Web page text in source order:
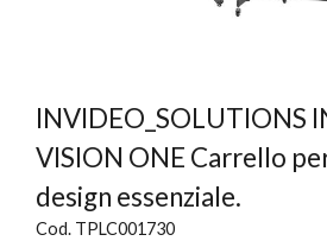
INVIDEO_SOLUTIONS
VISION ONE Carrello
design essenziale.
Cod. TPLC001730